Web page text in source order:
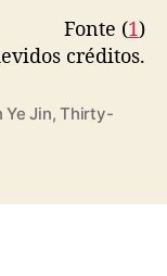
i
Fonte (1)
créditos.
Ye Jin,Thirty-